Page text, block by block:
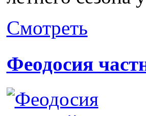
Смотреть
Феодосия